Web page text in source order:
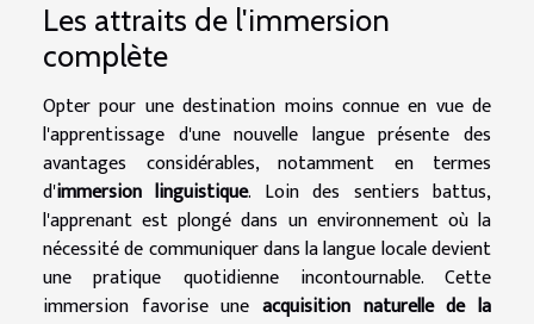
Les attraits de l'immersion
complète
Opter pour une destination moins connue en vue de
l'apprentissage d'une nouvelle langue présente des
avantages considérables, notamment en termes
d'immersion linguistique. Loin des sentiers battus,
l'apprenant est plongé dans un environnement où la
nécessité de communiquer dans la langue locale devient
une pratique quotidienne incontournable. Cette
immersion favorise une acquisition naturelle de la